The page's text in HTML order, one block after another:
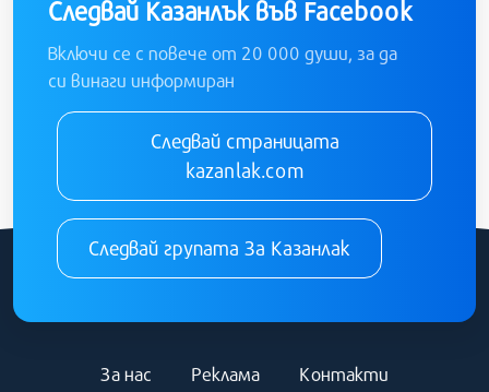
Следвай Казанлък във Facebook
Включи се с повече от 20 000 души, за да
си винаги информиран
Следвай страницата
kazanlak.com
Следвай групата За Казанлак
За нас Реклама Контакти